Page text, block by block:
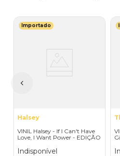
Importado
Halsey
VINIL Halsey - If I Can't Have
Love, I Want Power - EDIÇÃO
TRANSPARENT ORANGE
Indisponível